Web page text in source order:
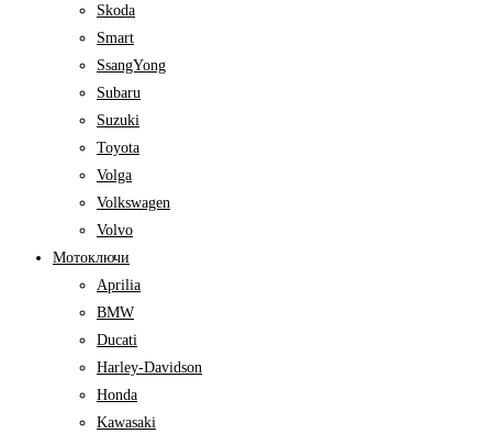
Skoda
Smart
SsangYong
Subaru
Suzuki
Toyota
Volga
Volkswagen
Volvo
Мотоключи
Aprilia
BMW
Ducati
Harley-Davidson
Honda
Kawasaki